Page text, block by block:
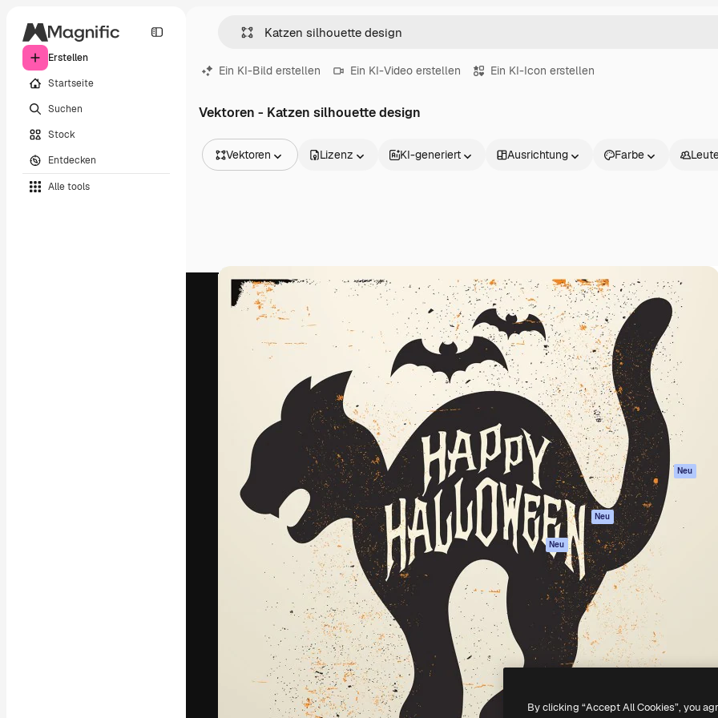
Erstellen
Startseite
Suchen
Stock
Entdecken
Alle tools
Ein KI-Bild erstellen Ein KI-Video erstellen Ein KI-Icon erstellen
Vektoren - Katzen silhouette design
Vektoren
Videos
Filmmaterial
Motion Graphics
Videovorlagen
3D-Modelle
Schriftarten
Lizenz KI-generiert Ausrichtung Farbe
Die kreative Plattform, um deine beste
Arbeit zu verwirklichen. Mehr als 1 Million
Abonnenten unter Kreativen, Unternehmen,
Agenturen und Studios.
Deutsch
Produkte
Spaces
KI-Assistent
KI-Bildgenerator
KI-Videogenerator
KI-
Stimmengenerator
Stock-Inhalte
MCP für
Claude/ChatGPT
Neu
Agenten Neu
Mobile App
Alle Magnific-Tools
Loslegen
Academy
Dokumentation
Support
AGB
Originale Neu
Cookie-Richtlinie
Vertrauenszentrum
Partner
Unternehmen
Copyright © 2010-2026Freepik Company S.L.U. Alle Rechte vorbehalten
By clicking “Accept All Cookies”, you